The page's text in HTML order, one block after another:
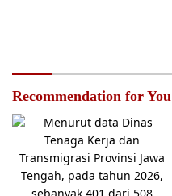
Recommendation for You